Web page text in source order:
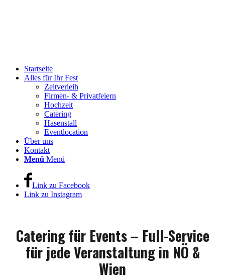
Startseite
Alles für Ihr Fest
Zeltverleih
Firmen- & Privatfeiern
Hochzeit
Catering
Hasenstall
Eventlocation
Über uns
Kontakt
Menü Menü
Link zu Facebook
Link zu Instagram
Catering für Events – Full-Service
für jede Veranstaltung in NÖ &
Wien